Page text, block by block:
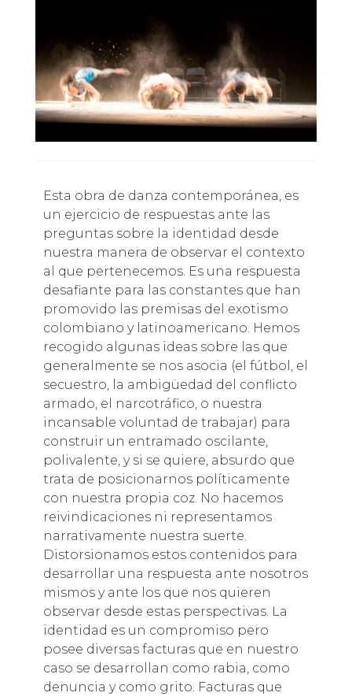
Esta obra de danza contemporánea, es
un ejercicio de respuestas ante las
preguntas sobre la identidad desde
nuestra manera de observar el contexto
al que pertenecemos. Es una respuesta
desafiante para las constantes que han
promovido las premisas del exotismo
colombiano y latinoamericano. Hemos
recogido algunas ideas sobre las que
generalmente se nos asocia (el fútbol, el
secuestro, la ambigüedad del conflicto
armado, el narcotráfico, o nuestra
incansable voluntad de trabajar) para
construir un entramado oscilante,
polivalente, y si se quiere, absurdo que
trata de posicionarnos políticamente
con nuestra propia coz. No hacemos
reivindicaciones ni representamos
narrativamente nuestra suerte.
Distorsionamos estos contenidos para
desarrollar una respuesta ante nosotros
mismos y ante los que nos quieren
observar desde estas perspectivas. La
identidad es un compromiso pero
posee diversas facturas que en nuestro
caso se desarrollan como rabia, como
denuncia y como grito. Facturas que